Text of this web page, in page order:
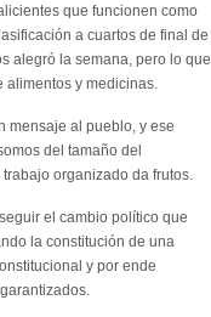
que funcionen como
a cuartos de final de
alegró la semana, pero lo que
y medicinas.
mensaje al pueblo, y ese
del tamaño del
organizado da frutos.
el cambio político que
la constitución de una
y por ende